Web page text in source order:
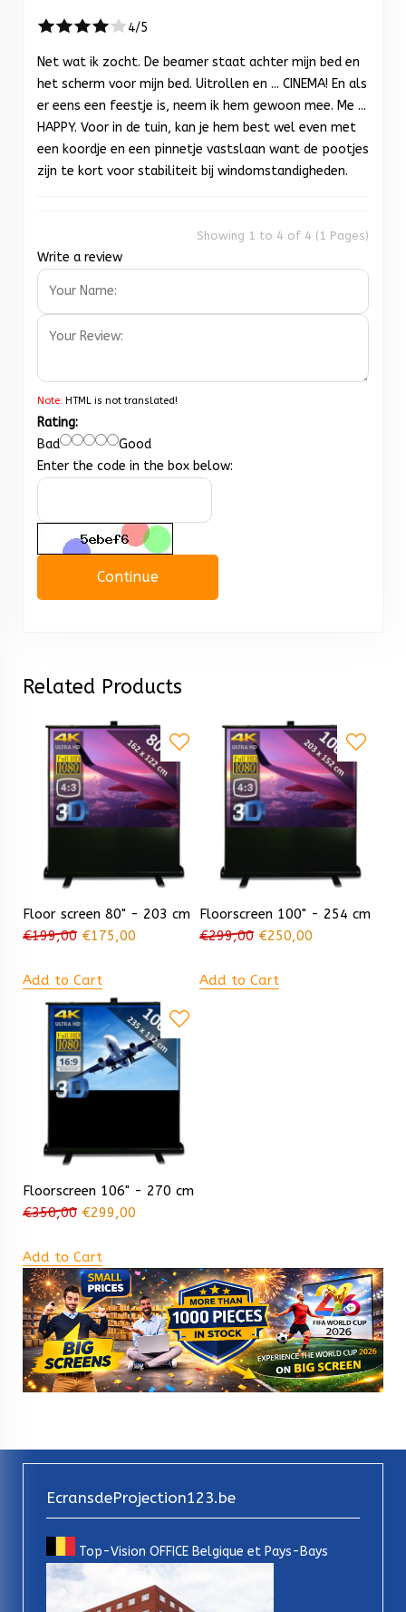
4/5
Net wat ik zocht. De beamer staat achter mijn bed en
het scherm voor mijn bed. Uitrollen en ... CINEMA! En als
er eens een feestje is, neem ik hem gewoon mee. Me ...
HAPPY. Voor in de tuin, kan je hem best wel even met
een koordje en een pinnetje vastslaan want de pootjes
zijn te kort voor stabiliteit bij windomstandigheden.
Showing 1 to 4 of 4 (1 Pages)
Write a review
Note: HTML is not translated!
Rating:
Bad
Good
Enter the code in the box below:
Continue
Related Products
Floor screen 80" - 203 cm
€199,00 €175,00
Add to Cart
Floorscreen 100" - 254 cm
€299,00 €250,00
Add to Cart
Floorscreen 106" - 270 cm
€350,00 €299,00
Add to Cart
EcransdeProjection123.be
Top-Vision OFFICE Belgique et Pays-Bays